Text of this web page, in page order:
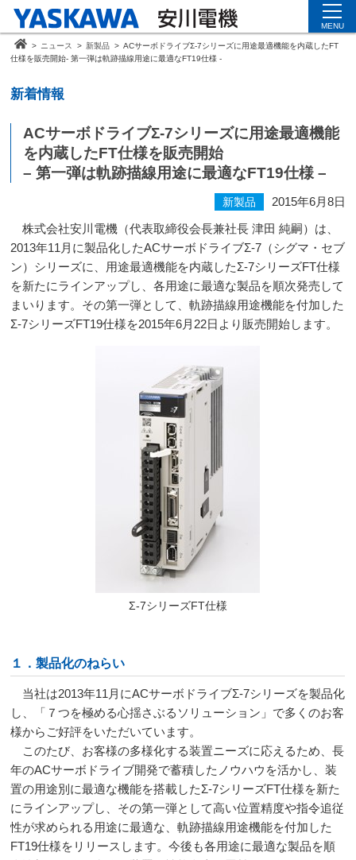
MENU
> ニュース > 新製品 > ACサーボドライブΣ-7シリーズに用途最適機能を内蔵したFT
仕様を販売開始- 第一弾は軌跡描線用途に最適なFT19仕様 -
新着情報
ACサーボドライブΣ-7シリーズに用途最適機能
を内蔵したFT仕様を販売開始
– 第一弾は軌跡描線用途に最適なFT19仕様 –
新製品
2015年6月8日
株式会社安川電機（代表取締役会長兼社長 津田 純嗣）は、
2013年11 月に製品化したACサーボドライブΣ-7 （シグマ・セブ
ン）シリーズに、用途最適機能を内蔵したΣ-7シリーズFT仕様
を新たにラインアップし、各用途に最適な製品を順次発売して
まいります。その第一弾として、軌跡描線用途機能を付加した
Σ-7シリーズFT19仕様を2015年6月 22日より販売開始します。
Σ-7シリーズFT仕様
１．製品化のねらい
当社は2013年11 月にACサーボドライブΣ-7シリーズを製品化
し、「７つを極める心揺さぶるソリューション」で多くのお客
様からご好評をいただいています。
このたび、お客様の多様化する装置ニーズに応えるため、長
年のACサーボドライブ開発で蓄積したノウハウを活かし、装
置の用途別に最適な機能を搭載したΣ-7シリーズFT仕様を新た
にラインアップし、その第一弾として高い位置精度や指令追従
性が求められる用途に最適な、軌跡描線用途機能を付加した
FT19仕様をリリースします。今後も各用途に最適な製品を順